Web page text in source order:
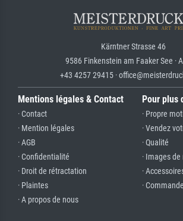
Kärntner Strasse 46
9586 Finkenstein am Faaker See ·
+43 4257 29415 ·
Mentions légales & Contact
· Contact
· Mention légales
· AGB
· Confidentialité
· Droit de rétractation
· Plaintes
· A propos de nous
Pour plus
· Propre
· Vendez
· Qualité
· Images
·
·